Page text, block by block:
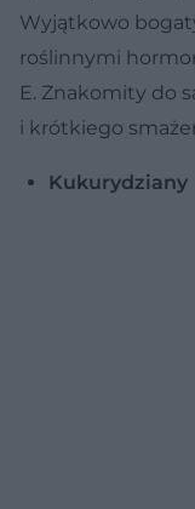
Wyjątkowo
roślinnymi
E. Znakomity do
i krótkiego
Kukurydziany